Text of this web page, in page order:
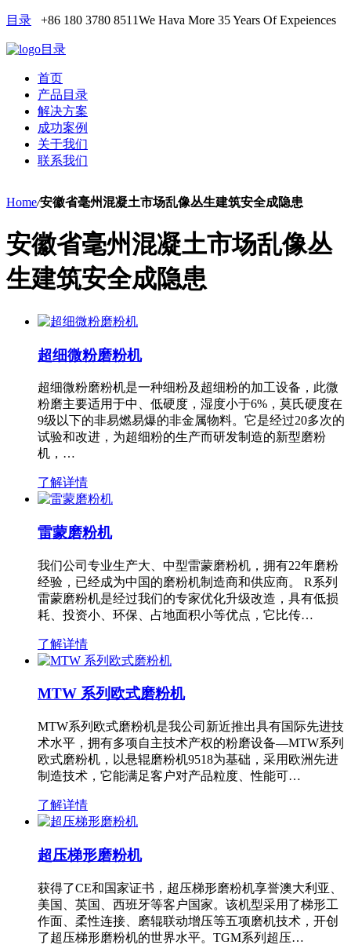
目录 +86 180 3780 8511We Hava More 35 Years Of Expeiences
目录
首页
产品目录
解决方案
成功案例
关于我们
联系我们
Home/安徽省毫州混凝土市场乱像丛生建筑安全成隐患
安徽省毫州混凝土市场乱像丛
生建筑安全成隐患
超细微粉磨粉机
超细微粉磨粉机是一种细粉及超细粉的加工设备，此微
粉磨主要适用于中、低硬度，湿度小于6%，莫氏硬度在
9级以下的非易燃易爆的非金属物料。它是经过20多次的
试验和改进，为超细粉的生产而研发制造的新型磨粉
机，…
了解详情
雷蒙磨粉机
我们公司专业生产大、中型雷蒙磨粉机，拥有22年磨粉
经验，已经成为中国的磨粉机制造商和供应商。 R系列
雷蒙磨粉机是经过我们的专家优化升级改造，具有低损
耗、投资小、环保、占地面积小等优点，它比传…
了解详情
MTW 系列欧式磨粉机
MTW系列欧式磨粉机是我公司新近推出具有国际先进技
术水平，拥有多项自主技术产权的粉磨设备—MTW系列
欧式磨粉机，以悬辊磨粉机9518为基础，采用欧洲先进
制造技术，它能满足客户对产品粒度、性能可…
了解详情
超压梯形磨粉机
获得了CE和国家证书，超压梯形磨粉机享誉澳大利亚、
美国、英国、西班牙等客户国家。该机型采用了梯形工
作面、柔性连接、磨辊联动增压等五项磨机技术，开创
了超压梯形磨粉机的世界水平。TGM系列超压…